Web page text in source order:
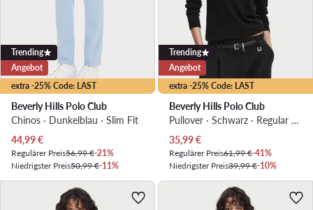
extra -25% Code: LAST
Trending
Angebot
Beverly Hills Polo Club
Chinos · Dunkelblau · Slim Fit
Aktueller Preis
44,99€
Regulärer Preis56,99 €-21%
Niedrigster Preis50,99 €-11%
extra -25% Code: LAST
Trending
Angebot
Beverly Hills Polo Club
Pullover · Schwarz · Regular Fit
Aktueller Preis
35,99€
Regulärer Preis61,99 €-41%
Niedrigster Preis39,99 €-10%